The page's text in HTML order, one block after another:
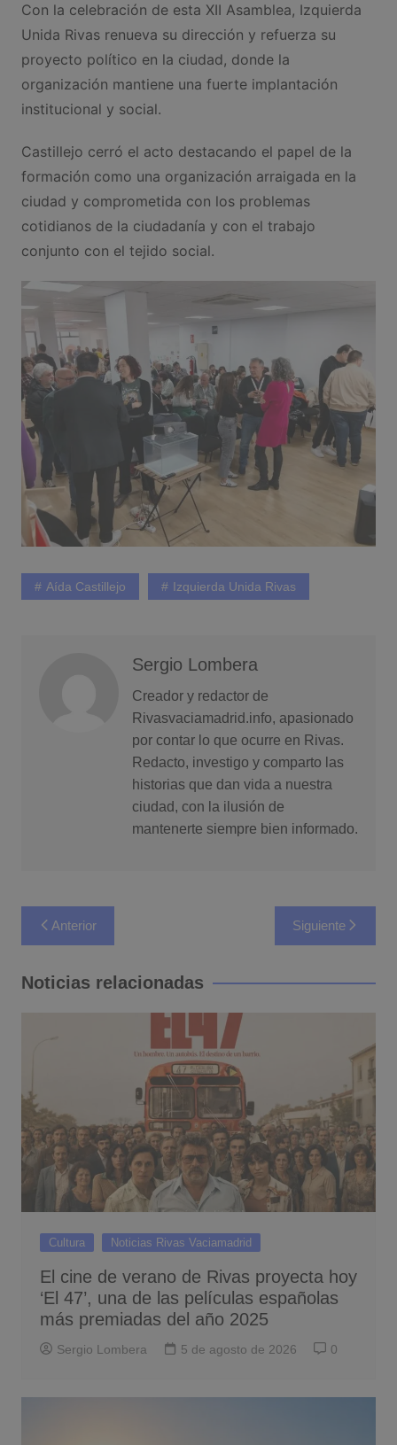
Con la celebración de esta XII Asamblea, Izquierda
Unida Rivas renueva su dirección y refuerza su
proyecto político en la ciudad, donde la
organización mantiene una fuerte implantación
institucional y social.
Castillejo cerró el acto destacando el papel de la
formación como una organización arraigada en la
ciudad y comprometida con los problemas
cotidianos de la ciudadanía y con el trabajo
conjunto con el tejido social.
Aída Castillejo Izquierda Unida Rivas
Sergio Lombera
Creador y redactor de
Rivasvaciamadrid.info, apasionado
por contar lo que ocurre en Rivas.
Redacto, investigo y comparto las
historias que dan vida a nuestra
ciudad, con la ilusión de
mantenerte siempre bien informado.
Navegación
de
entradas
Anterior Siguiente
Noticias relacionadas
Cultura Noticias Rivas Vaciamadrid
El cine de verano de Rivas proyecta hoy
‘El 47’, una de las películas españolas
más premiadas del año 2025
Sergio Lombera 5 de agosto de 2026 0